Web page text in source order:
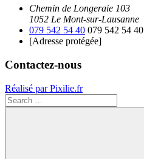
Chemin de Longeraie 103
1052 Le Mont-sur-Lausanne
079 542 54 40 079 542 54 40
[Adresse protégée]
Contactez-nous
Réalisé par Pixilie.fr
Search
for: